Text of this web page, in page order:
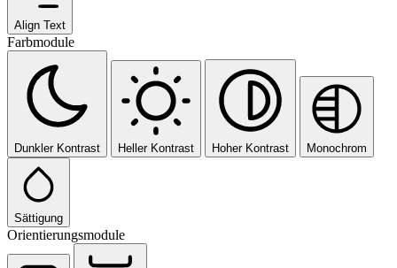
Align Text
Farbmodule
Dunkler Kontrast Heller Kontrast Hoher Kontrast Monochrom
Sättigung
Orientierungsmodule